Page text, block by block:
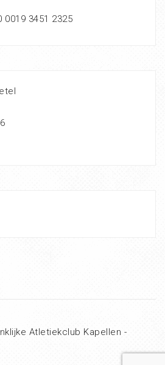
0019 3451 2325
Atletiekclub Kapellen -